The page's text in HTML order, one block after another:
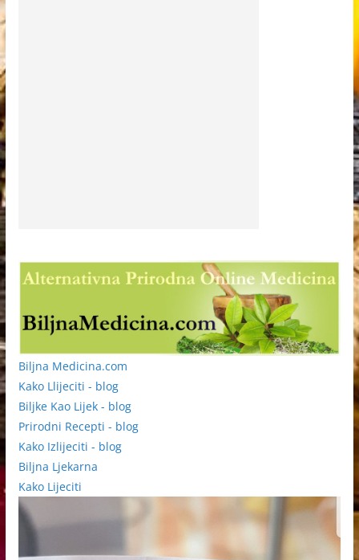
Biljna Medicina.com
Kako Llijeciti - blog
Biljke Kao Lijek - blog
Prirodni Recepti - blog
Kako Izlijeciti - blog
Biljna Ljekarna
Kako Lijeciti